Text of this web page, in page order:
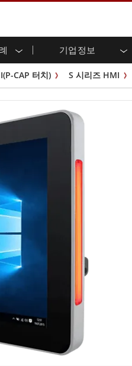
기업정보
디스플레이
(P-CAP)
임
스 시리
실외 디스플레이
G-WIN 시리즈 /
IP67
후면 마운트
바 유형 디스플레
드 컴퓨팅
/ 방수 러기드 PC IP65
이트웨이
가스, ATEX 등급
급 내구성형 핸드헬드
엣지 컴퓨팅
관계
드 센터
유
터
채널
CAP 터치) S 시리즈 HMI